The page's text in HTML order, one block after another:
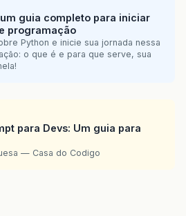
guia completo para iniciar
programação
Python e inicie sua jornada nessa
o que é e para que serve, sua
para Devs: Um guia para
— Casa do Codigo